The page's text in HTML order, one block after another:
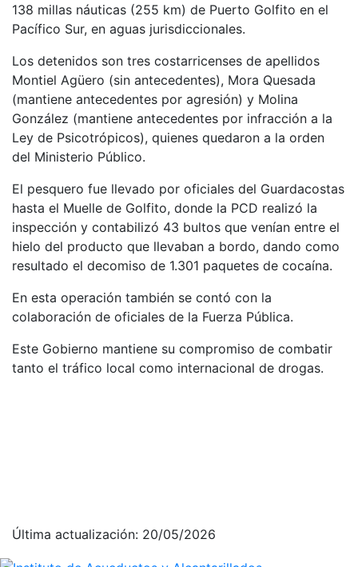
138 millas náuticas (255 km) de Puerto Golfito en el
Pacífico Sur, en aguas jurisdiccionales.
Los detenidos son tres costarricenses de apellidos
Montiel Agüero (sin antecedentes), Mora Quesada
(mantiene antecedentes por agresión) y Molina
González (mantiene antecedentes por infracción a la
Ley de Psicotrópicos), quienes quedaron a la orden
del Ministerio Público.
El pesquero fue llevado por oficiales del Guardacostas
hasta el Muelle de Golfito, donde la PCD realizó la
inspección y contabilizó 43 bultos que venían entre el
hielo del producto que llevaban a bordo, dando como
resultado el decomiso de 1.301 paquetes de cocaína.
En esta operación también se contó con la
colaboración de oficiales de la Fuerza Pública.
Este Gobierno mantiene su compromiso de combatir
tanto el tráfico local como internacional de drogas.
Última actualización: 20/05/2026